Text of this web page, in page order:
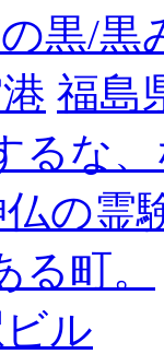
黒/黒
福島
るな
の霊
町。
ル